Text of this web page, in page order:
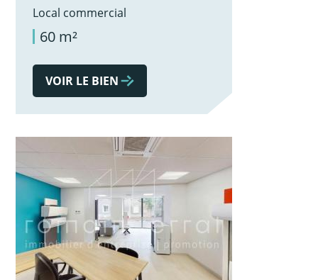
Local commercial
60 m²
VOIR LE BIEN